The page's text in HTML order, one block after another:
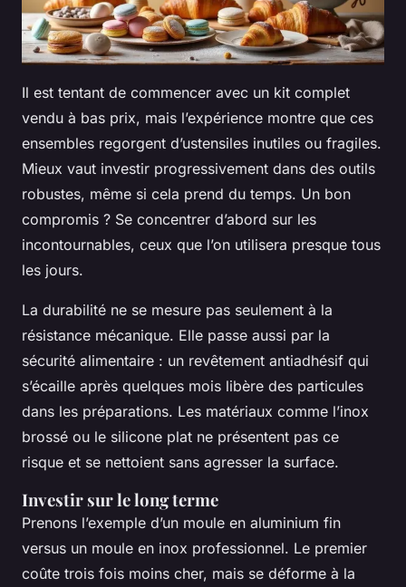
Il est tentant de commencer avec un kit complet
vendu à bas prix, mais l’expérience montre que ces
ensembles regorgent d’ustensiles inutiles ou fragiles.
Mieux vaut investir progressivement dans des outils
robustes, même si cela prend du temps. Un bon
compromis ? Se concentrer d’abord sur les
incontournables, ceux que l’on utilisera presque tous
les jours.
La durabilité ne se mesure pas seulement à la
résistance mécanique. Elle passe aussi par la
sécurité alimentaire : un revêtement antiadhésif qui
s’écaille après quelques mois libère des particules
dans les préparations. Les matériaux comme l’inox
brossé ou le silicone plat ne présentent pas ce
risque et se nettoient sans agresser la surface.
Investir sur le long terme
Prenons l’exemple d’un moule en aluminium fin
versus un moule en inox professionnel. Le premier
coûte trois fois moins cher, mais se déforme à la